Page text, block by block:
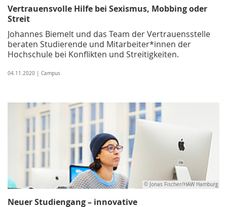
Vertrauensvolle Hilfe bei Sexismus, Mobbing oder
Streit
Johannes Biemelt und das Team der Vertrauensstelle
beraten Studierende und Mitarbeiter*innen der
Hochschule bei Konflikten und Streitigkeiten.
04.11.2020 | Campus
© Jonas Fischer/HAW Hamburg
Neuer Studiengang – innovative